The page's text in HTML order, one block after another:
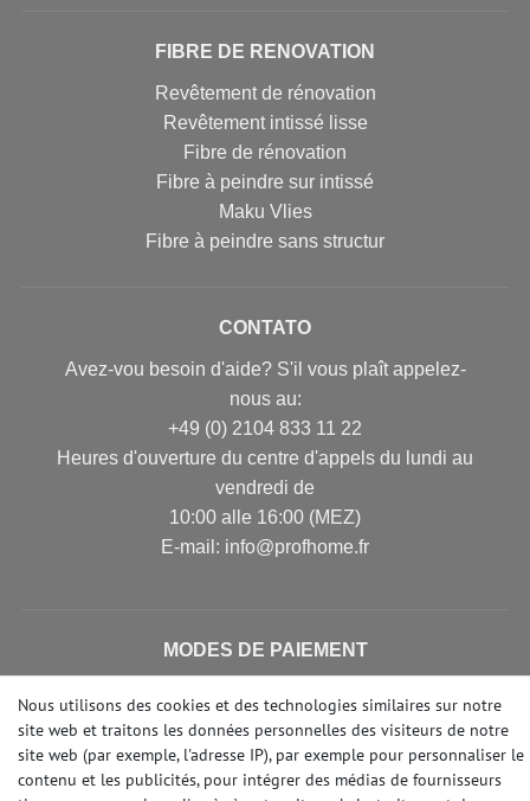
FIBRE DE RENOVATION
Revêtement de rénovation
Revêtement intissé lisse
Fibre de rénovation
Fibre à peindre sur intissé
Maku Vlies
Fibre à peindre sans structur
CONTATO
Avez-vou besoin d'aide? S'il vous plaît appelez-
nous au:
+49 (0) 2104 833 11 22
Heures d'ouverture du centre d'appels du lundi au
vendredi de
10:00 alle 16:00 (MEZ)
E-mail: info@profhome.fr
MODES DE PAIEMENT
DES MÉDIAS SOCIAUX
Nous utilisons des cookies et des technologies similaires sur notre
site web et traitons les données personnelles des visiteurs de notre
site web (par exemple, l'adresse IP), par exemple pour personnaliser le
contenu et les publicités, pour intégrer des médias de fournisseurs